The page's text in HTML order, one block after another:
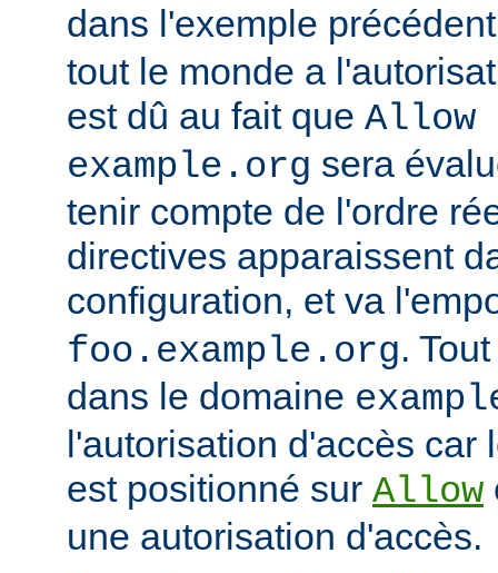
dans l'exemple
tout le monde a
est dû au fait que Allow
example.org sera
tenir compte de l'ordre
directives apparaissent
configuration, et va
foo.example.org.
dans le domaine
l'autorisation d'accès car
est positionné sur Allow
une autorisation d'accès.